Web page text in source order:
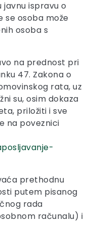
ispravu o
se osoba može
osoba s
na prednost pri
47. Zakona o
rata, uz
su, osim dokaza
priložiti i sve
na poveznici
prethodnu
putem pisanog
rada
računalu) i